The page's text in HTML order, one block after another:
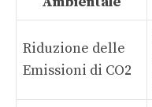
Riduzione delle
Emissioni di CO2